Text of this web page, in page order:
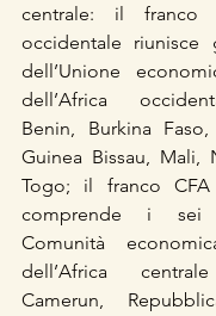
centrale: il franco
occidentale
dell’Unione
dell’Africa
Benin, Burkina
Guinea Bissau, Mali,
Togo; il franco
comprende i sei
Comunità
dell’Africa
Camerun,